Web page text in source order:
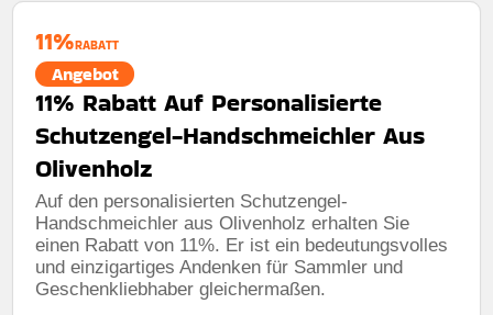
11%RABATT
Angebot
11% Rabatt Auf Personalisierte
Schutzengel-Handschmeichler Aus
Olivenholz
Auf den personalisierten Schutzengel-
Handschmeichler aus Olivenholz erhalten Sie
einen Rabatt von 11%. Er ist ein bedeutungsvolles
und einzigartiges Andenken für Sammler und
Geschenkliebhaber gleichermaßen.